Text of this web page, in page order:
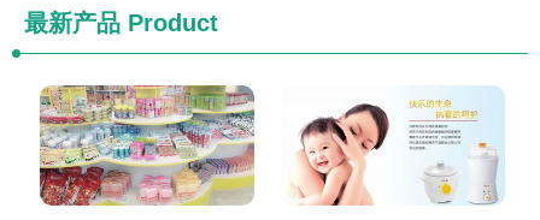
最新产品 Product